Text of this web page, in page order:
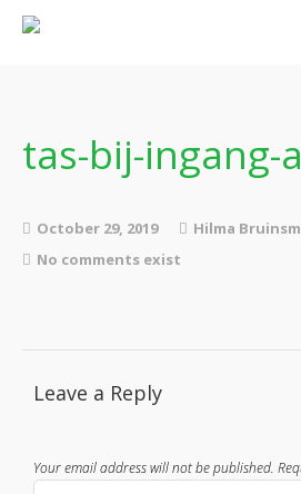
Boeken
Gedichten
tas-bij-ingang-
October 29, 2019
Hilma
No comments exist
Leave a Reply
Your email address will not be published.